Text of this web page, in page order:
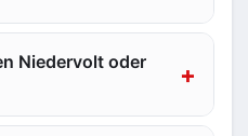
Niedervolt oder